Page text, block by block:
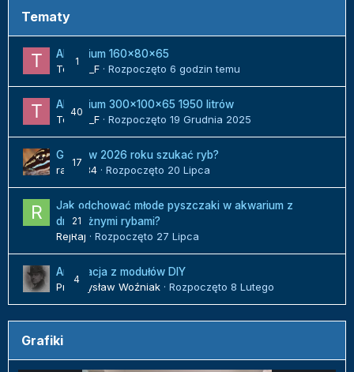
Tematy
1
Akwarium 160x80x65
Tomek_F · Rozpoczęto 6 godzin temu
40
Akwarium 300x100x65 1950 litrów
Tomek_F · Rozpoczęto 19 Grudnia 2025
17
Gdzie w 2026 roku szukać ryb?
radek84 · Rozpoczęto 20 Lipca
21
Jak odchować młode pyszczaki w akwarium z
drapieżnymi rybami?
RejRaj · Rozpoczęto 27 Lipca
4
Aranżacja z modułów DIY
Przemysław Woźniak · Rozpoczęto 8 Lutego
Grafiki